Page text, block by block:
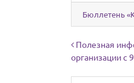
Бюллетень
Полезная
организации с